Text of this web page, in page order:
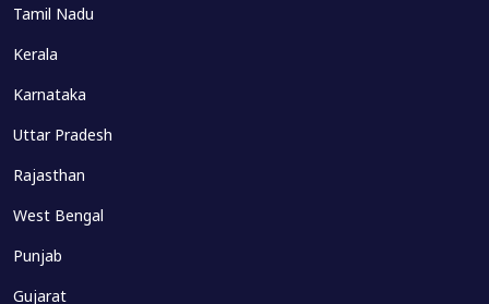
Tamil Nadu
Kerala
Karnataka
Uttar Pradesh
Rajasthan
West Bengal
Punjab
Gujarat